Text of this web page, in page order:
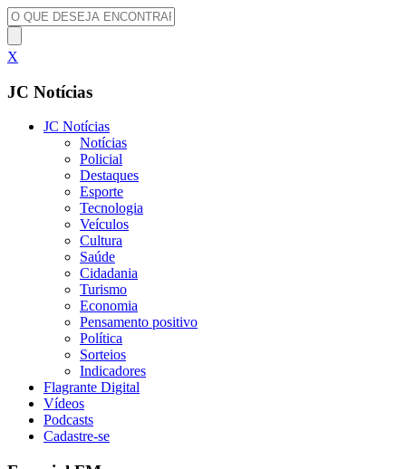
X
JC Notícias
JC Notícias
Notícias
Policial
Destaques
Esporte
Tecnologia
Veículos
Cultura
Saúde
Cidadania
Turismo
Economia
Pensamento positivo
Política
Sorteios
Indicadores
Flagrante Digital
Vídeos
Podcasts
Cadastre-se